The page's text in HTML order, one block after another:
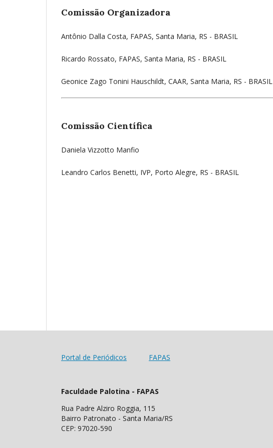
Comissão Organizadora
Antônio Dalla Costa, FAPAS, Santa Maria, RS - BRASIL
Ricardo Rossato, FAPAS, Santa Maria, RS - BRASIL
Geonice Zago Tonini Hauschildt, CAAR, Santa Maria, RS - BRASIL
Comissão Científica
Daniela Vizzotto Manfio
Leandro Carlos Benetti, IVP, Porto Alegre, RS - BRASIL
Portal de Periódicos FAPAS
Faculdade Palotina - FAPAS
Rua Padre Alziro Roggia, 115
Bairro Patronato - Santa Maria/RS
CEP: 97020-590